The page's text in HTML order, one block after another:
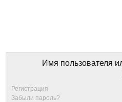
Имя пользователя
Регистрация
Забыли пароль?